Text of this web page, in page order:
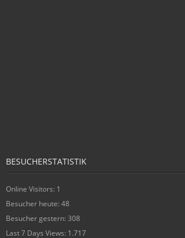
BESUCHERSTATISTIK
Online Visitors: 1
Besucher heute: 48
Besucher gestern: 308
Last 7 Days Views: 1.717